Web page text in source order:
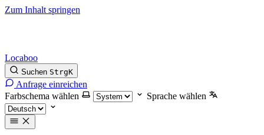
Zum Inhalt springen
Locaboo
Suchen StrgK
Anfrage einreichen
Farbschema wählen
Sprache wählen